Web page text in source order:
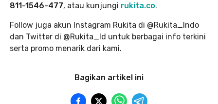
811-1546-477, atau kunjungi rukita.co.
Follow juga akun Instagram Rukita di @Rukita_Indo
dan Twitter di @Rukita_Id untuk berbagai info terkini
serta promo menarik dari kami.
Bagikan artikel ini